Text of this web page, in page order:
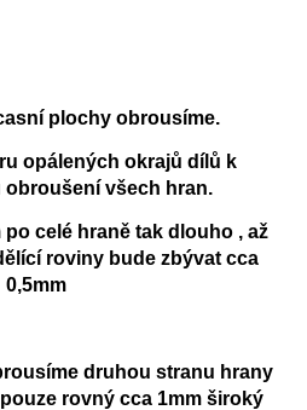
plochy obrousíme.
opálených okrajů dílů k
obroušení všech hran.
celé hraně tak dlouho , až
roviny bude zbývat cca
0,5mm
druhou stranu hrany
rovný cca 1mm široký